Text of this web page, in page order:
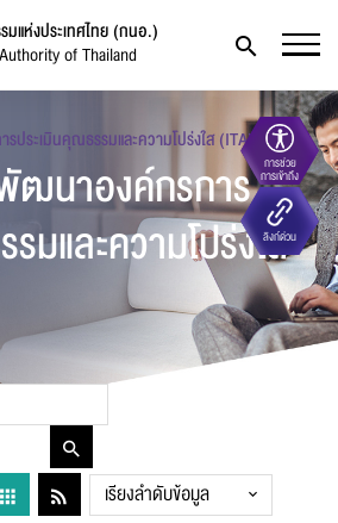
แห่งประเทศไทย (กนอ.)
of Thailand
การช่วย
การเข้าถึง
ลิงก์ด่วน
ประเมินคุณธรรมและความโปร่งใส (ITA)
ฒนาองค์กรการ
มและความโปร่งใส